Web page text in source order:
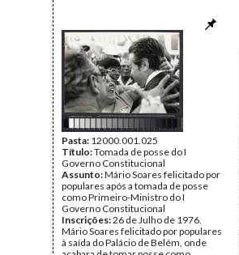
Conselho de Ministros. Como
Primeiro-Ministro do I Governo
Constitucional. Em 1986, Fev.º., Mário
Soares seria eleito Presidente da
República.
Data:terça, 27 de julho de 1976
Fundo:Isabel Lopes Cardoso
Tipo Documental: Fotografias
Página(s):2
Pasta: 12000.001.025
Título:Tomada de posse do I
Governo Constitucional
Assunto:Mário Soares felicitado por
populares após a tomada de posse
como Primeiro-Ministro do I
Governo Constitucional
Inscrições:26 de Julho de 1976.
Mário Soares felicitado por populares
à saída do Palácio de Belém, onde